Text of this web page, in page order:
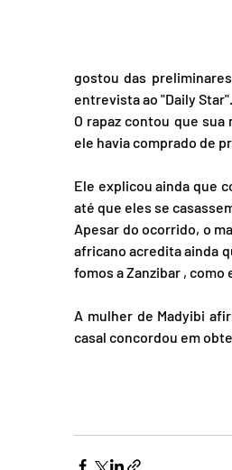
gostou das
entrevista ao "Daily Star".
O rapaz contou que
ele havia comprado de
Ele explicou ainda que
até que eles se
Apesar do ocorrido, o
africano acredita ainda
fomos a Zanzibar , como
A mulher de Madyibi
casal concordou em